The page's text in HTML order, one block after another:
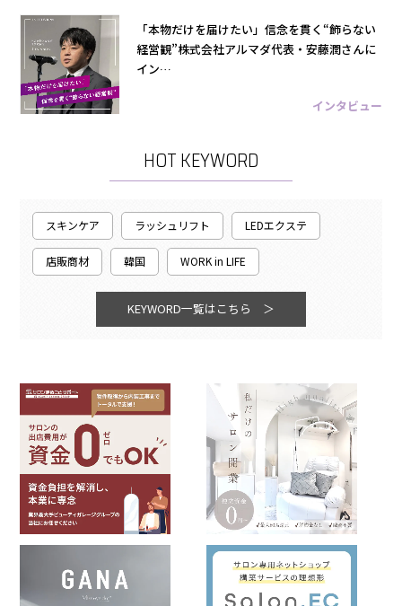
「本物だけを届けたい」信念を貫く“飾らない
経営観”株式会社アルマダ代表・安藤潤さんに
イン…
インタビュー
HOT KEYWORD
スキンケア ラッシュリフト LEDエクステ
店販商材 韓国 WORK in LIFE
KEYWORD一覧はこちら